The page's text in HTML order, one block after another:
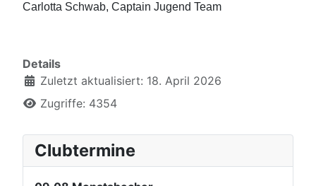
Carlotta Schwab, Captain Jugend Team
Details
Zuletzt aktualisiert: 18. April 2026
Zugriffe: 4354
Clubtermine